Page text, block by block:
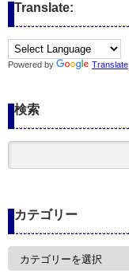
Translate:
Powered by Translate
検索
カテゴリー